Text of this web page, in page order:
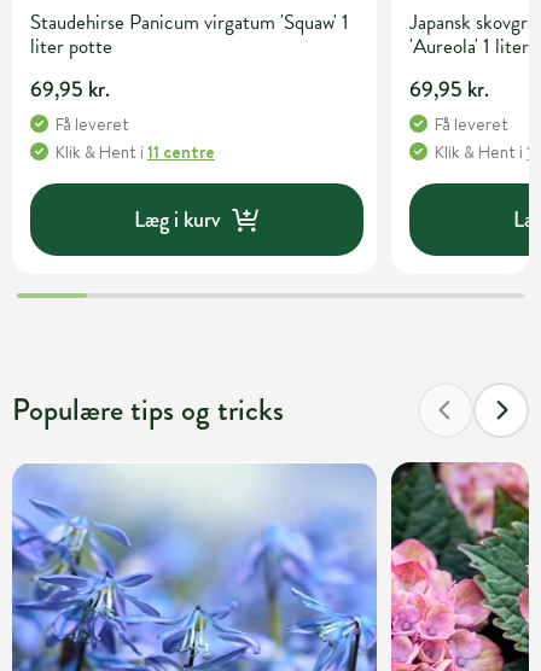
Staudehirse Panicum virgatum 'Squaw' 1
liter potte
69,95 kr.
Få leveret
Klik & Hent i 11 centre
Læg i kurv
Japansk
'Aureola' 1 liter
69,95 kr.
Få leveret
Klik & Hent i
Populære tips og tricks